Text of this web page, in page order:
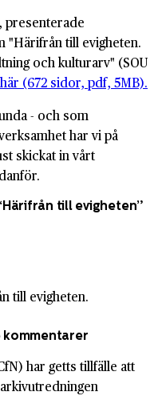
presenterade
"Härifrån till evigheten.
och kulturarv" (SOU
(672 sidor, pdf, 5MB).
- och som
har vi på
skickat in vårt
till evigheten”
till evigheten.
kommentarer
har getts tillfälle att